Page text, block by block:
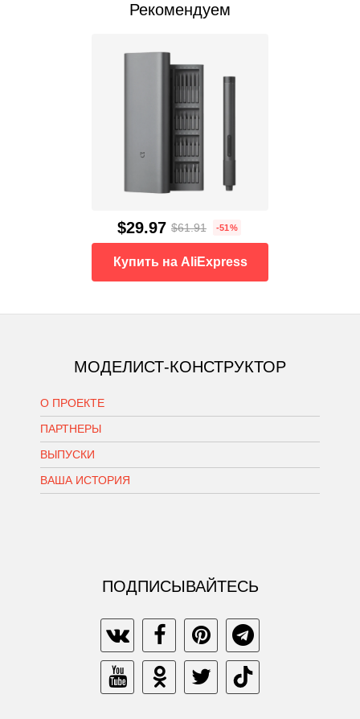
Рекомендуем
$29.97 $61.91 -51%
Купить на AliExpress
МОДЕЛИСТ-КОНСТРУКТОР
О ПРОЕКТЕ
ПАРТНЕРЫ
ВЫПУСКИ
ВАША ИСТОРИЯ
ПОДПИСЫВАЙТЕСЬ